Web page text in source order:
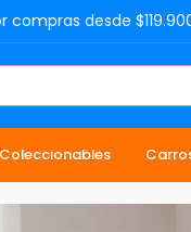
compras desde
Coleccionables